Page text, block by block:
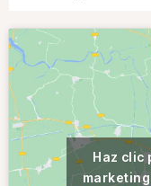
Haz clic